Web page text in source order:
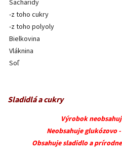
Sacharidy
-z toho cukry
-z toho polyoly
Bielkovina
Vláknina
Soľ
Sladidlá a cukry
Výrobok
Neobsahuje glukózovo
Obsahuje sladidlo a